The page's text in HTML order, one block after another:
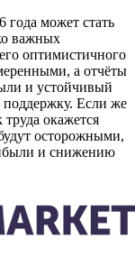
года может стать
важных
оптимистичного
а отчёты
и устойчивый
поддержку. Если же
окажется
осторожными,
и снижению